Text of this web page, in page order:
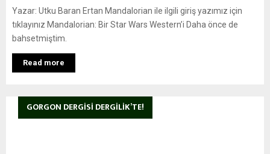
Yazar: Utku Baran Ertan Mandalorian ile ilgili giriş yazımız için
tıklayınız Mandalorian: Bir Star Wars Western’i Daha önce de
bahsetmiştim.
Read more
GORGON DERGISI DERGILIK’TE!